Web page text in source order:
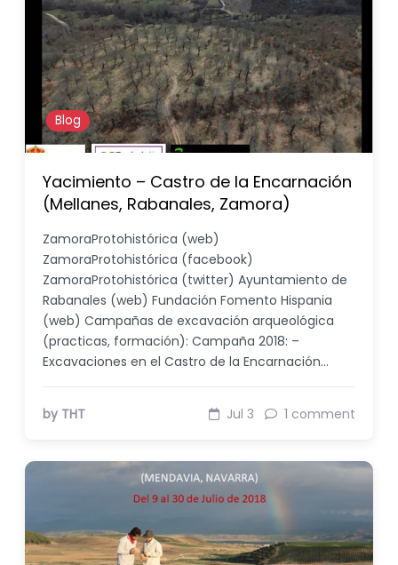
Blog
Yacimiento – Castro de la Encarnación
(Mellanes, Rabanales, Zamora)
ZamoraProtohistórica (web)
ZamoraProtohistórica (facebook)
ZamoraProtohistórica (twitter) Ayuntamiento de
Rabanales (web) Fundación Fomento Hispania
(web) Campañas de excavación arqueológica
(practicas, formación): Campaña 2018: –
Excavaciones en el Castro de la Encarnación…
by THT Jul 3 1 comment